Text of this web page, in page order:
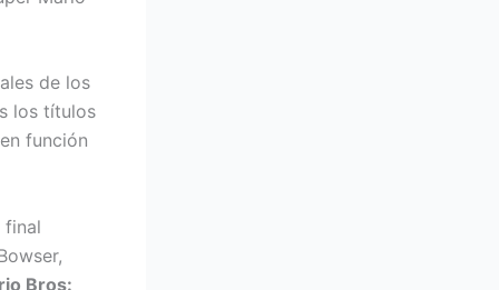
de los
los títulos
función
final
Bros: